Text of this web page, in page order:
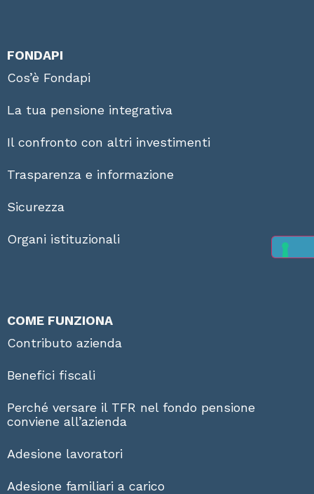
FONDAPI
Cos’è Fondapi
La tua pensione integrativa
Il confronto con altri investimenti
Trasparenza e informazione
Sicurezza
Organi istituzionali
COME FUNZIONA
Contributo azienda
Benefici fiscali
Perché versare il TFR nel fondo pensione
conviene all’azienda
Adesione lavoratori
Adesione familiari a carico